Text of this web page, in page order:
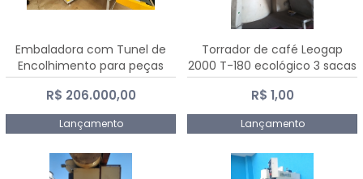
Embaladora com Tunel de
Encolhimento para peças
grandes portas janelas -
Dalmak
R$ 206.000,00
Lançamento
Torrador de café Leogap
2000 T-180 ecológico 3 sacas
de carga 540 kg/h
R$ 1,00
Lançamento